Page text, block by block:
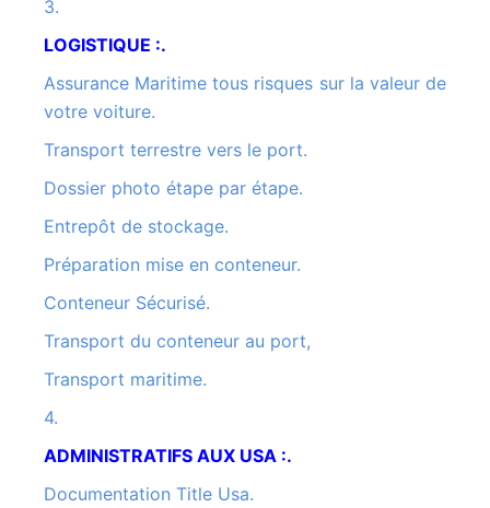
3.
LOGISTIQUE :.
Assurance Maritime tous risques sur la valeur de
votre voiture.
Transport terrestre vers le port.
Dossier photo étape par étape.
Entrepôt de stockage.
Préparation mise en conteneur.
Conteneur Sécurisé.
Transport du conteneur au port,
Transport maritime.
4.
ADMINISTRATIFS AUX USA :.
Documentation Title Usa.